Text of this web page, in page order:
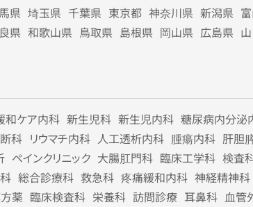
県 埼玉県 千葉県 東京都 神奈川県 新潟県
県 和歌山県 鳥取県 島根県 岡山県 広島県
和ケア内科 新生児科 新生児内科 糖尿病内分泌
科 リウマチ内科 人工透析内科 腫瘍内科 肝胆
ペインクリニック 大腸肛門科 臨床工学科 検査
総合診療科 救急科 疼痛緩和内科 神経精神科
薬 臨床検査科 栄養科 訪問診療 耳鼻科 血管